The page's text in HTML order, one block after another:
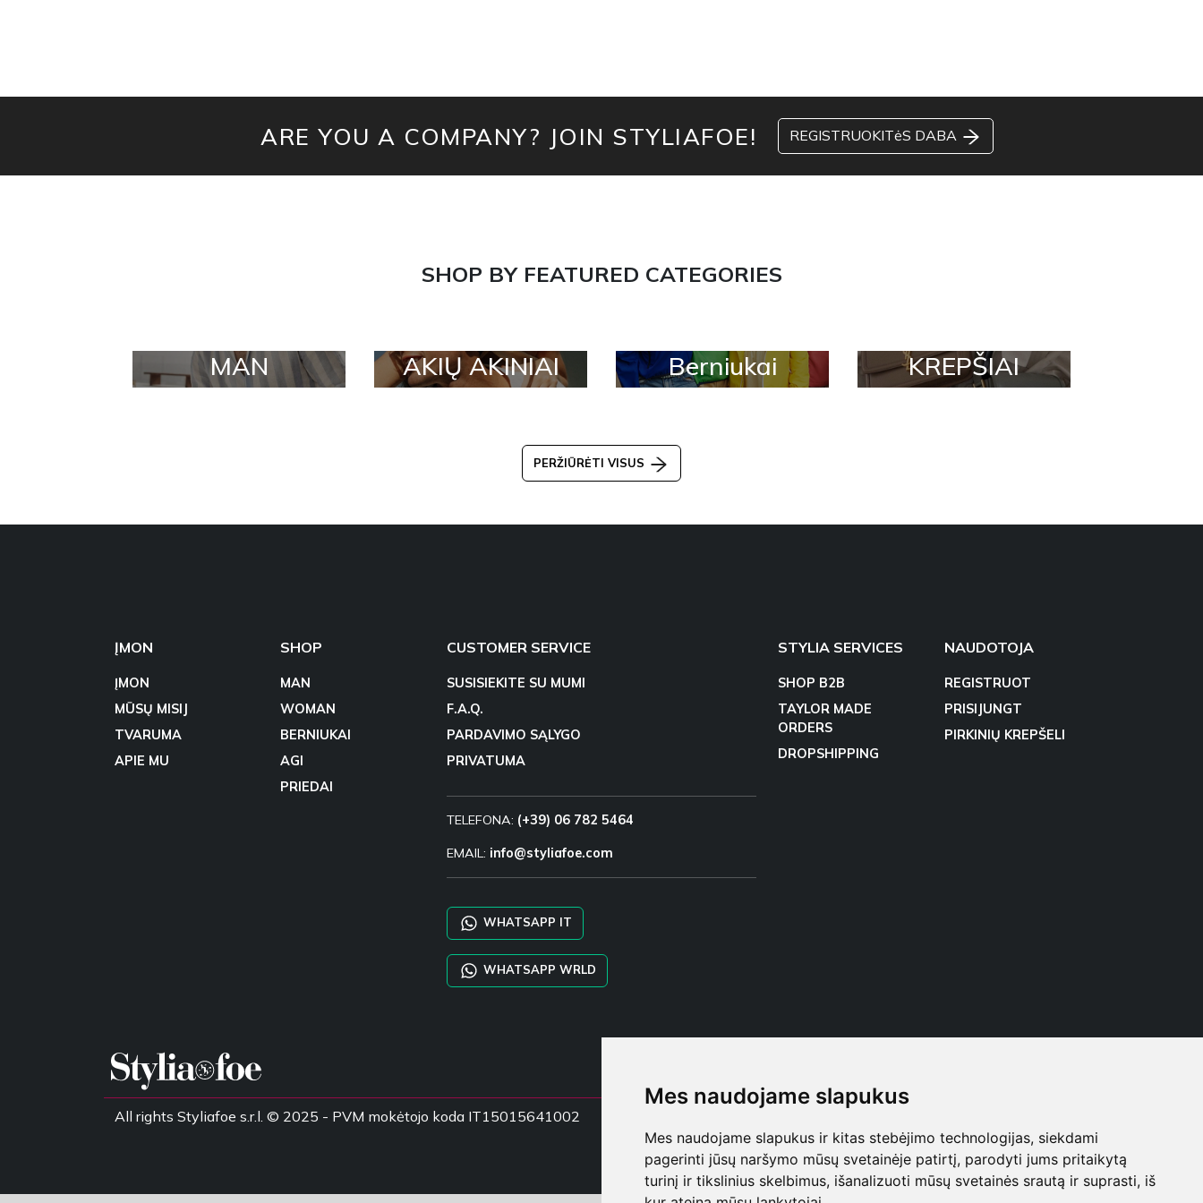
Mes naudojame slapukus
Mes naudojame slapukus ir kitas stebėjimo technologijas, siekdami
pagerinti jūsų naršymo mūsų svetainėje patirtį, parodyti jums pritaikytą
turinį ir tikslinius skelbimus, išanalizuoti mūsų svetainės srautą ir suprasti, iš
ARE YOU A COMPANY? JOIN STYLIAFOE! REGISTRUOKITėS DABA
SHOP BY FEATURED CATEGORIES
MAN AKIŲ AKINIAI Berniukai KREPŠIAI
PERŽIŪRĖTI VISUS
ĮMON
ĮMON
MŪSŲ MISIJ
TVARUMA
APIE MU
SHOP
MAN
WOMAN
BERNIUKAI
AGI
PRIEDAI
CUSTOMER SERVICE
SUSISIEKITE SU MUMI
F.A.Q.
PARDAVIMO SĄLYGO
PRIVATUMA
TELEFONA: (+39) 06 782 5464
EMAIL: info@styliafoe.com
WHATSAPP IT
WHATSAPP WRLD
STYLIA SERVICES
SHOP B2B
TAYLOR MADE
ORDERS
DROPSHIPPING
NAUDOTOJA
REGISTRUOT
PRISIJUNGT
PIRKINIŲ KREPŠELI
All rights Styliafoe s.r.l. © 2025 - PVM mokėtojo koda IT15015641002